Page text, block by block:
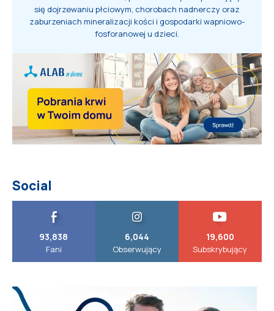
się dojrzewaniu płciowym, chorobach nadnerczy oraz
zaburzeniach mineralizacji kości i gospodarki wapniowo-
fosforanowej u dzieci.
Social
93,838
Fani
6,044
Obserwujący
19,600
Subskrybujący